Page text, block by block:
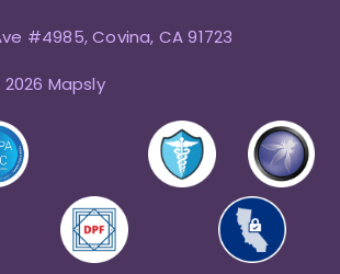
#4985, Covina, CA 91723
Mapsly